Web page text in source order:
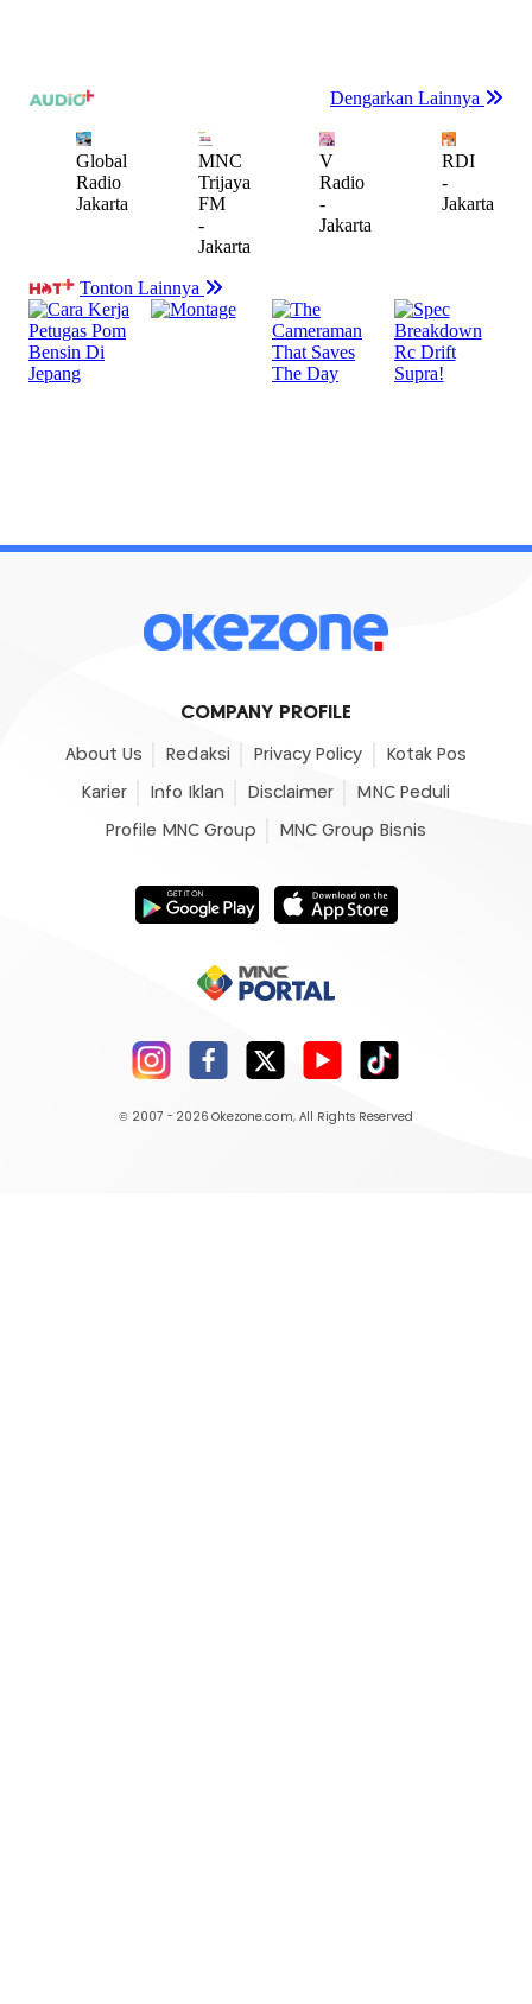
COMPANY PROFILE
About Us Redaksi Privacy Policy Kotak Pos
Karier Info Iklan Disclaimer MNC Peduli
Profile MNC Group MNC Group Bisnis
© 2007 - 2026 Okezone.com, All Rights Reserved